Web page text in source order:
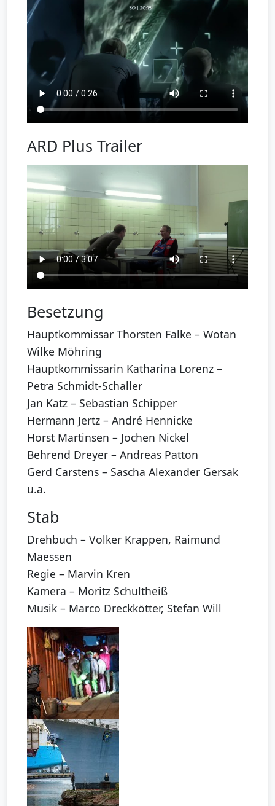
ARD Plus Trailer
Besetzung
Hauptkommissar Thorsten Falke – Wotan
Wilke Möhring
Hauptkommissarin Katharina Lorenz –
Petra Schmidt-Schaller
Jan Katz – Sebastian Schipper
Hermann Jertz – André Hennicke
Horst Martinsen – Jochen Nickel
Behrend Dreyer – Andreas Patton
Gerd Carstens – Sascha Alexander Gersak
u.a.
Stab
Drehbuch – Volker Krappen, Raimund
Maessen
Regie – Marvin Kren
Kamera – Moritz Schultheiß
Musik – Marco Dreckkötter, Stefan Will